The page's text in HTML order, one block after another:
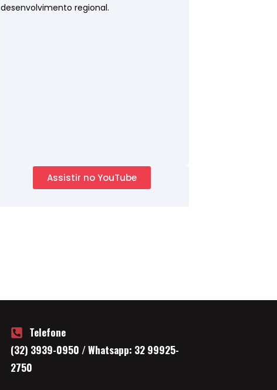
desenvolvimento regional.
Assistir no YouTube
Telefone
(32) 3939-0950 / Whatsapp: 32 99925-
2750